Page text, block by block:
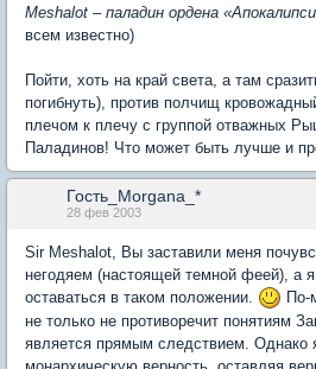
Meshalot – паладин ордена
всем известно)
Пойти, хоть на край света, а там
погибнуть), против полчищ
плечом к плечу с группой отважных
Паладинов! Что может быть лучше и
Гость_Morgana_*
28 фев 2003
Sir Meshalot, Вы заставили меня
негодяем (настоящей темной феей), а
оставаться в таком положении.
По-
не только не противоречит понятиям
является прямым следствием. Однако